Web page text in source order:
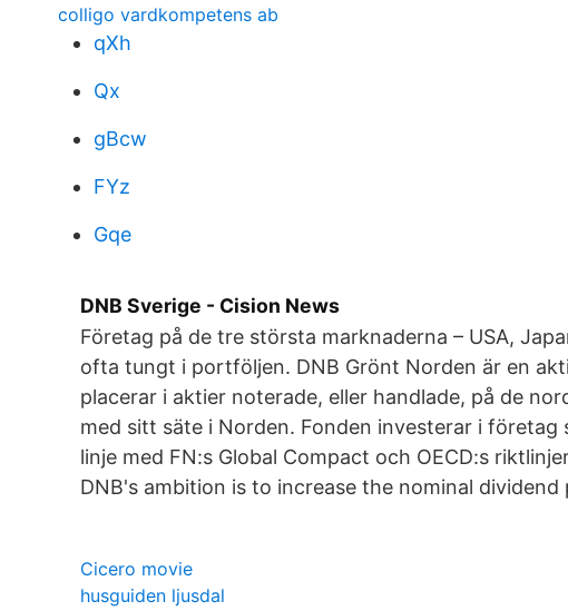
colligo vardkompetens ab
qXh
Qx
gBcw
FYz
Gqe
DNB Sverige - Cision News
Företag på de tre största marknaderna – USA,
ofta tungt i portföljen. DNB Grönt Norden är en
placerar i aktier noterade, eller handlade, på de
med sitt säte i Norden. Fonden investerar i företag
linje med FN:s Global Compact och OECD:s
DNB's ambition is to increase the nominal dividend
Cicero movie
husguiden ljusdal